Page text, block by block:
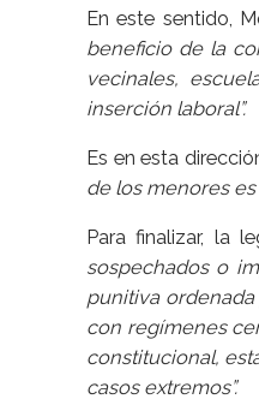
En este sentido,
beneficio de la
vecinales,
inserción laboral”.
Es en esta
de los menores
Para finalizar, la
sospechados o
punitiva
con regímenes
constitucional,
casos extremos”.